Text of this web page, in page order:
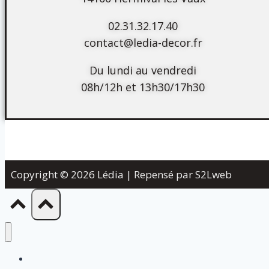
02.31.32.17.40
contact@ledia-decor.fr
Du lundi au vendredi
08h/12h et 13h30/17h30
Copyright © 2026 Lédia | Repensé par S2Lweb